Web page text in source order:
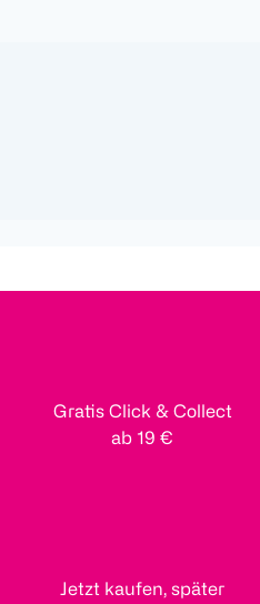
Gratis Click & Collect
ab 19 €
Jetzt kaufen, später